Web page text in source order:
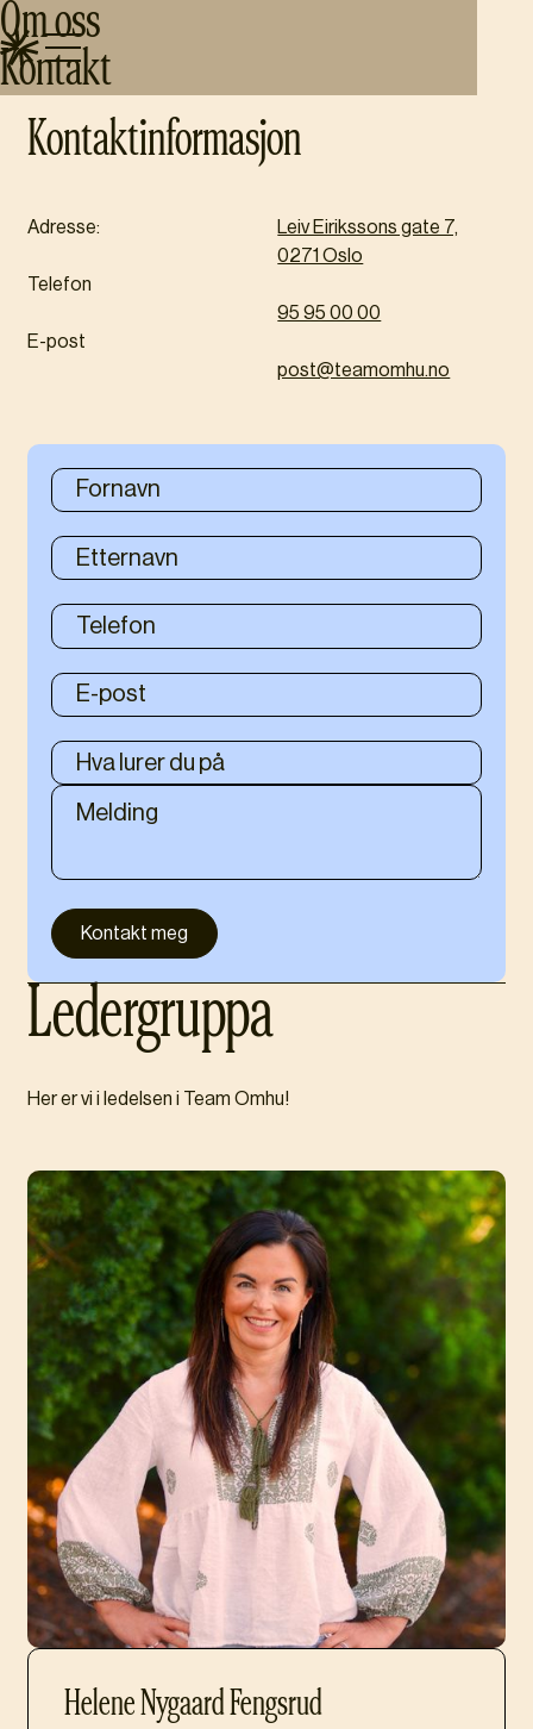
Om oss
Kontakt
Ta kontakt med oss
Kontaktinformasjon
Adresse:
Telefon
E-post
Leiv Eirikssons gate 7,
0271 Oslo
95 95 00 00
post@teamomhu.no
Ledergruppa
Her er vi i ledelsen i Team Omhu!
Helene Nygaard Fengsrud